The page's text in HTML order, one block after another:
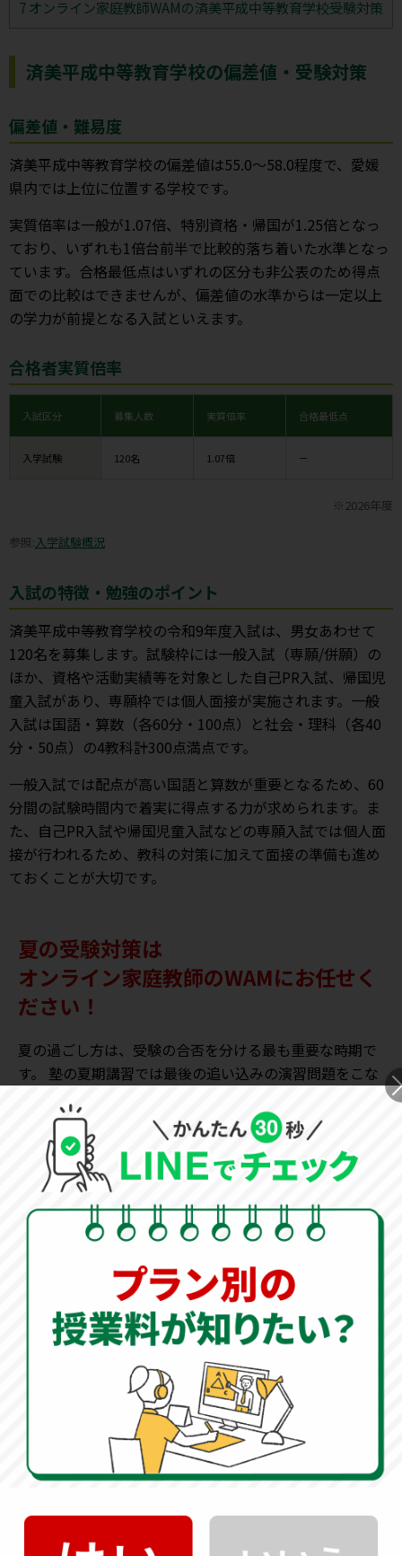
7オンライン家庭教師WAMの済美平成中等教育学校受験対策
済美平成中等教育学校の偏差値・受験対策
偏差値・難易度
済美平成中等教育学校の偏差値は55.0〜58.0程度で、愛媛
県内では上位に位置する学校です。
実質倍率は一般が1.07倍、特別資格・帰国が1.25倍となっ
ており、いずれも1倍台前半で比較的落ち着いた水準となっ
ています。合格最低点はいずれの区分も非公表のため得点
面での比較はできませんが、偏差値の水準からは一定以上
の学力が前提となる入試といえます。
合格者実質倍率
入試区分 募集人数 実質倍率 合格最低点
入学試験 120名 1.07倍 －
※2026年度
参照:入学試験概況
入試の特徴・勉強のポイント
済美平成中等教育学校の令和9年度入試は、男女あわせて
120名を募集します。試験枠には一般入試（専願/併願）の
ほか、資格や活動実績等を対象とした自己PR入試、帰国児
童入試があり、専願枠では個人面接が実施されます。一般
入試は国語・算数（各60分・100点）と社会・理科（各40
分・50点）の4教科計300点満点です。
一般入試では配点が高い国語と算数が重要となるため、60
分間の試験時間内で着実に得点する力が求められます。ま
た、自己PR入試や帰国児童入試などの専願入試では個人面
接が行われるため、教科の対策に加えて面接の準備も進め
ておくことが大切です。
夏の受験対策は
オンライン家庭教師のWAMにお任せく
ださい！
夏の過ごし方は、受験の合否を分ける最も重要な時期で
す。 塾の夏期講習では最後の追い込みの演習問題をこな
イン家庭教師で塾の補完を行い、根本的に理解するため
の取り組みが重要です。
「オンライン家庭教師WAM」 では、指導センターがお子
様の現状をしっかりと分析し、必要なカリキュラムを完
全オーダーメイドで作成します。
夏の学習への取り組み方
ただ闇雲に演習問題をこなすだけでは、成績のブレイク
スルーは生まれません。問題量をこなすことは塾や宿題
に任せ、オンライン家庭教師のWAMでは「根本的にどの
ように解けばいいのか」という本質を指導します。
解き方のアプローチを知るだけで、今後の成績は大きく
変わってきます。